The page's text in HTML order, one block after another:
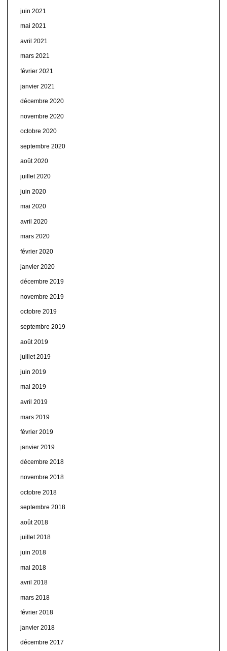
juin 2021
mai 2021
avril 2021
mars 2021
février 2021
janvier 2021
décembre 2020
novembre 2020
octobre 2020
septembre 2020
août 2020
juillet 2020
juin 2020
mai 2020
avril 2020
mars 2020
février 2020
janvier 2020
décembre 2019
novembre 2019
octobre 2019
septembre 2019
août 2019
juillet 2019
juin 2019
mai 2019
avril 2019
mars 2019
février 2019
janvier 2019
décembre 2018
novembre 2018
octobre 2018
septembre 2018
août 2018
juillet 2018
juin 2018
mai 2018
avril 2018
mars 2018
février 2018
janvier 2018
décembre 2017